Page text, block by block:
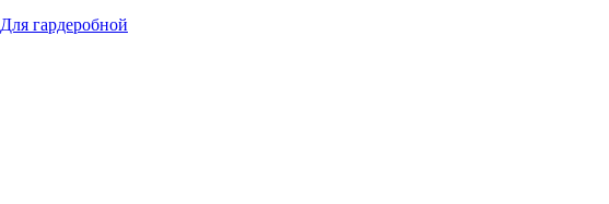
Для гардеробной